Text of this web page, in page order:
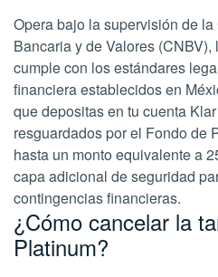
Opera bajo la supervisión de
Bancaria y de Valores
cumple con los estándares
financiera establecidos en
que depositas en tu cuenta
resguardados por el Fondo de
hasta un monto equivalente a
capa adicional de seguridad
contingencias financieras.
¿Cómo cancelar la
Platinum?